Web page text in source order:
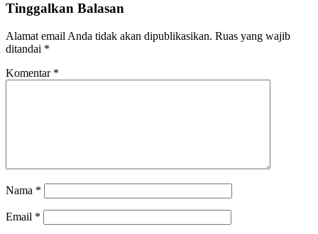
Tinggalkan Balasan
Alamat email Anda tidak akan dipublikasikan. Ruas yang wajib
ditandai *
Komentar *
Nama *
Email *